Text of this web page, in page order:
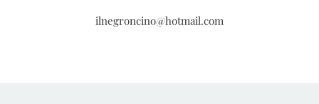
ilnegroncino@hotmail.com